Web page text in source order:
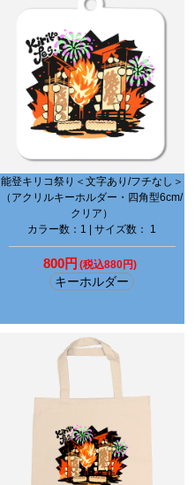
能登キリコ祭り＜文字あり/フチなし＞
（アクリルキーホルダー・四角型6cm/
クリア）
カラー数：1 | サイズ数： 1
800円 (税込880円)
キーホルダー